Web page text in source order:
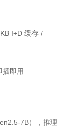
I+D 缓存 /
即用
7B），推理